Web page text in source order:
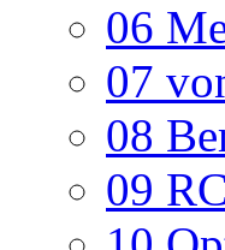
06
07
08
09